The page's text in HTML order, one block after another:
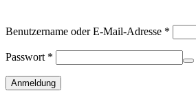
Benutzername oder E-Mail-Adresse *
Passwort *
Anmeldung